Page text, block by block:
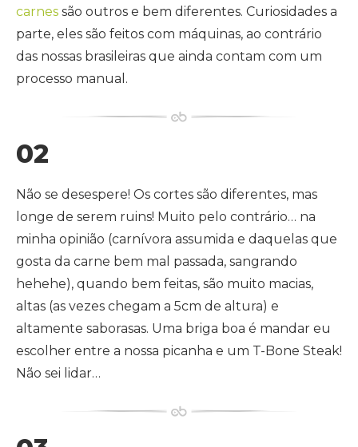
carnes são outros e bem diferentes. Curiosidades a
parte, eles são feitos com máquinas, ao contrário
das nossas brasileiras que ainda contam com um
processo manual.
02
Não se desespere! Os cortes são diferentes, mas
longe de serem ruins! Muito pelo contrário… na
minha opinião (carnívora assumida e daquelas que
gosta da carne bem mal passada, sangrando
hehehe), quando bem feitas, são muito macias,
altas (as vezes chegam a 5cm de altura) e
altamente saborasas. Uma briga boa é mandar eu
escolher entre a nossa picanha e um T-Bone Steak!
Não sei lidar…